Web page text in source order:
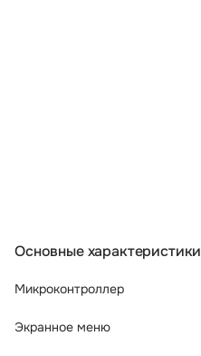
Основные характеристики
Микроконтроллер
Экранное меню